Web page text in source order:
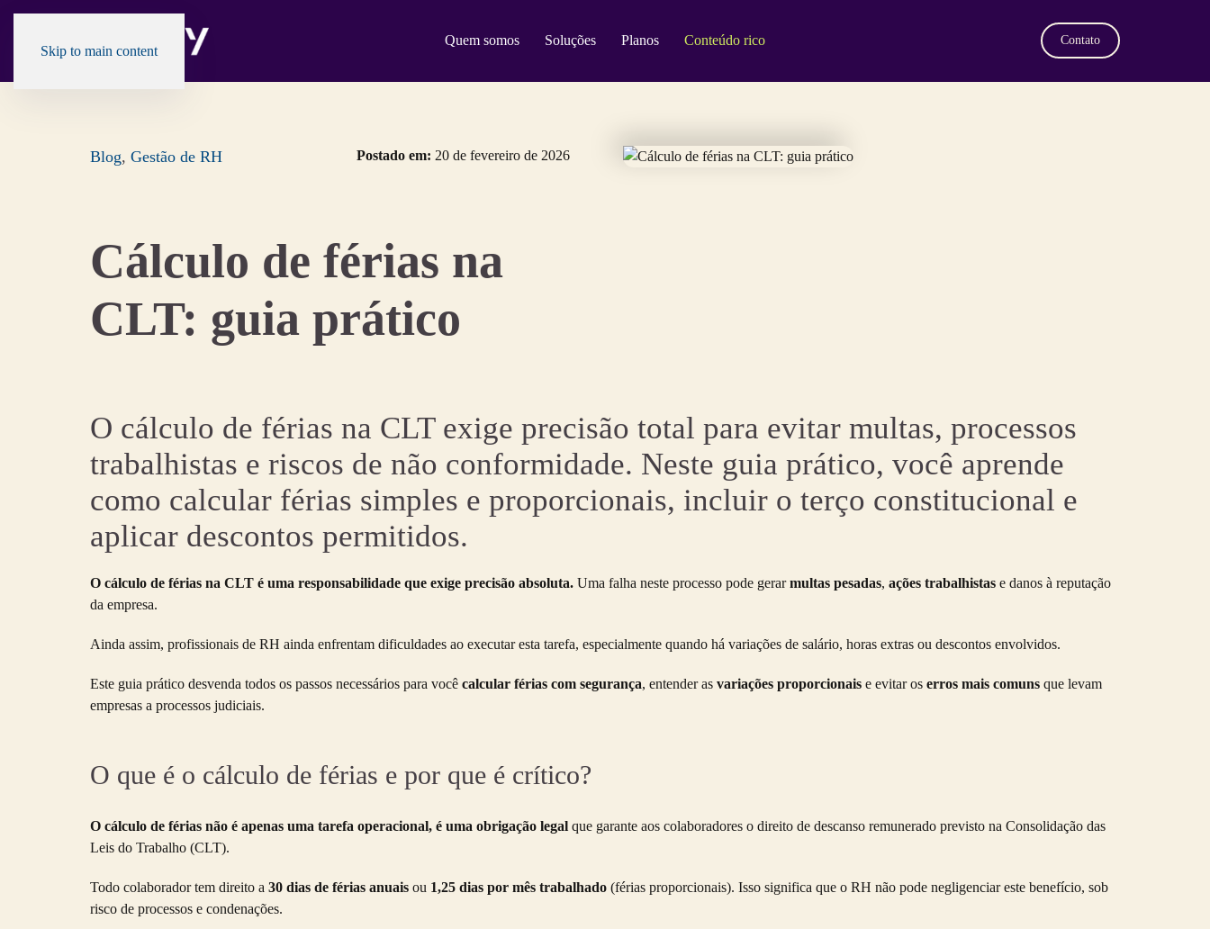
Skip to main content
Quem somos Soluções Planos Conteúdo rico Contato
Blog, Gestão de RH Postado em: 20 de fevereiro de 2026
Cálculo de férias na
CLT: guia prático
O cálculo de férias na CLT exige precisão total para evitar multas, processos
trabalhistas e riscos de não conformidade. Neste guia prático, você aprende
como calcular férias simples e proporcionais, incluir o terço constitucional e
aplicar descontos permitidos.
O cálculo de férias na CLT é uma responsabilidade que exige precisão absoluta. Uma falha neste processo pode gerarmultas pesadas, ações trabalhistas e danos à reputação
da empresa.
Ainda assim, profissionais de RH ainda enfrentam dificuldades ao executar esta tarefa, especialmente quando há variações de salário, horas extras ou descontos envolvidos.
Este guia prático desvenda todos os passos necessários para você calcular férias com segurança, entender as variações proporcionais e evitar os erros mais comuns que levam
empresas a processos judiciais.
O que é o cálculo de férias e por que é crítico?
O cálculo de férias não é apenas uma tarefa operacional, é uma obrigação legal que garante aos colaboradores o direito de descanso remunerado previsto na Consolidação das
Leis do Trabalho (CLT).
Todo colaborador tem direito a 30 dias de férias anuais ou 1,25 dias por mês trabalhado (férias proporcionais). Isso significa que o RH não pode negligenciar este benefício, sob
risco de processos e condenações.